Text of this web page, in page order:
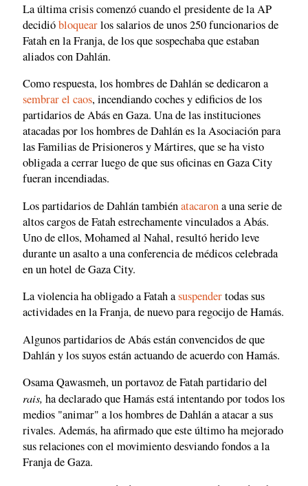
La última crisis comenzó cuando el presidente de la AP
decidióbloquearlos salarios de unos 250 funcionarios de
Fatah en la Franja, de los que sospechaba que estaban
aliados con Dahlán.
Como respuesta, los hombres de Dahlán se dedicaron a
sembrar el caos, incendiando coches y edificios de los
partidarios de Abás en Gaza. Una de las instituciones
atacadas por los hombres de Dahlán es la Asociación para
las Familias de Prisioneros y Mártires, que se ha visto
obligada a cerrar luego de que sus oficinas en Gaza City
fueran incendiadas.
Los partidarios de Dahlán tambiénatacarona una serie de
altos cargos de Fatah estrechamente vinculados a Abás.
Uno de ellos, Mohamed al Nahal, resultó herido leve
durante un asalto a una conferencia de médicos celebrada
en un hotel de Gaza City.
La violencia ha obligado a Fatah asuspendertodas sus
actividades en la Franja, de nuevo para regocijo de Hamás.
Algunos partidarios de Abás están convencidos de que
Dahlán y los suyos están actuando de acuerdo con Hamás.
Osama Qawasmeh, un portavoz de Fatah partidario del
rais, ha declarado que Hamás está intentando por todos los
medios "animar" a los hombres de Dahlán a atacar a sus
rivales. Además, ha afirmado que este último ha mejorado
sus relaciones con el movimiento desviando fondos a la
Franja de Gaza.